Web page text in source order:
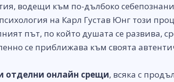
водещи към по-дълбоко
на Карл Густав Юнг този
път, по който душата се развива,
се приближава към своята
отделни онлайн срещи, всяка с